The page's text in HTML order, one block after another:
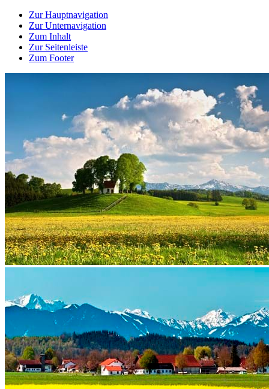
Zur Hauptnavigation
Zur Unternavigation
Zum Inhalt
Zur Seitenleiste
Zum Footer